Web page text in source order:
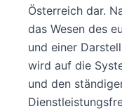
Österreich dar.
das Wesen des
und einer
wird auf die
und den